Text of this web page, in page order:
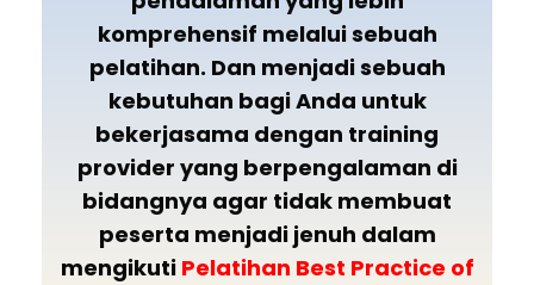
komprehensif melalui sebuah
pelatihan. Dan menjadi sebuah
kebutuhan bagi Anda untuk
bekerjasama dengan training
provider yang berpengalaman di
bidangnya agar tidak membuat
peserta menjadi jenuh dalam
mengikuti Pelatihan Best Practice of